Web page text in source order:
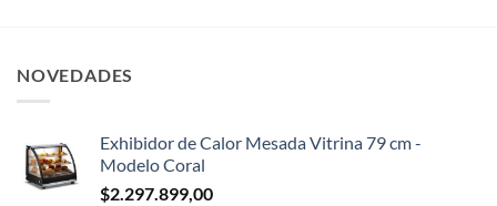
NOVEDADES
Exhibidor de Calor Mesada Vitrina 79 cm -
Modelo Coral
$2.297.899,00